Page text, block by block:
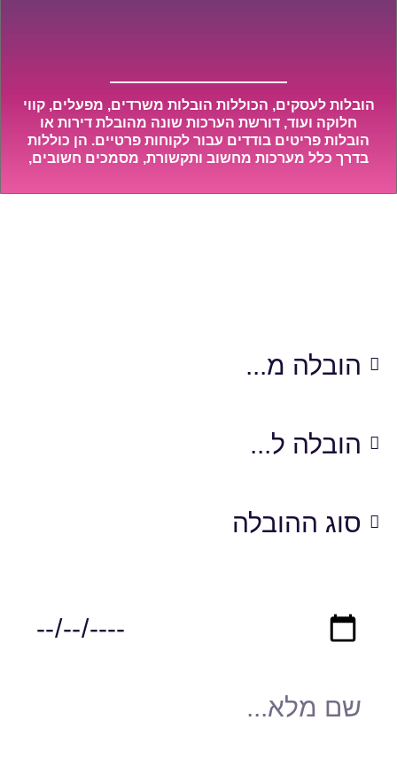
הובלות לעסקים, הכוללות הובלות משרדים, מפעלים, קווי
חלוקה ועוד, דורשת הערכות שונה מהובלת דירות או
הובלות פריטים בודדים עבור לקוחות פרטיים. הן כוללות
בדרך כלל מערכות מחשוב ותקשורת, מסמכים חשובים,
ואריזה קפדנית ומסודרת אשר תבטיח תהליך מעבר יעיל